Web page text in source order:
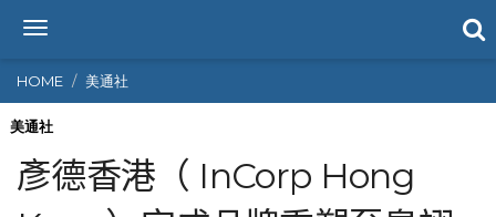
T
g
g
l
n
a
HOME 美通社
美通社
彥德香港（ InCorp Hong